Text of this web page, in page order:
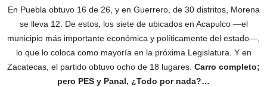
En Puebla obtuvo 16 de 26, y en Guerrero, de 30 distritos, Morena
se lleva 12. De estos, los siete de ubicados en Acapulco —el
municipio más importante económica y políticamente del estado—,
lo que lo coloca como mayoría en la próxima Legislatura. Y en
Zacatecas, el partido obtuvo ocho de 18 lugares. Carro completo;
pero PES y Panal, ¿Todo por nada?…